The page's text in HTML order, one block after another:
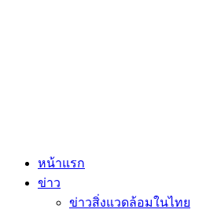
หน้าแรก
ข่าว
ข่าวสิ่งแวดล้อมในไทย